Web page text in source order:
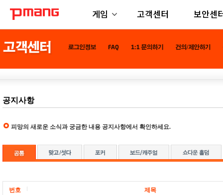
게임 고객센터 보안센
공지사항
피망의 새로운 소식과 궁금한 내용 공지사항에서 확인하세요.
번호 제목